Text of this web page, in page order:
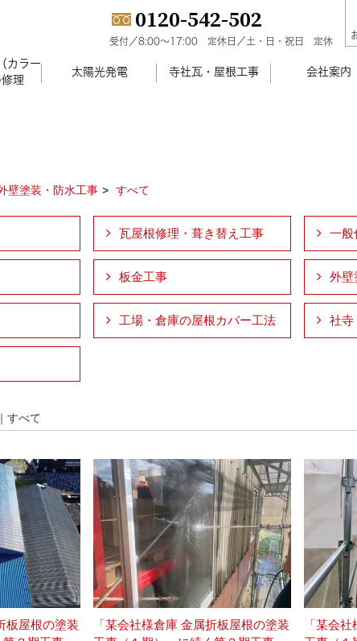
0120-542-502
受付／8:00～17:00 定休日／土・日・祝日 定休
カラー
理
太陽光発電 寺社瓦・屋根工事 会社案内
壁塗装・防水工事 すべて
瓦屋根修理・葺き替え工事 一般
板金工事 外壁
工場・倉庫の屋根カバー工法 社寺
すべて
板屋根の塗装
「某会社様倉庫 金属折板屋根の塗装
「某会